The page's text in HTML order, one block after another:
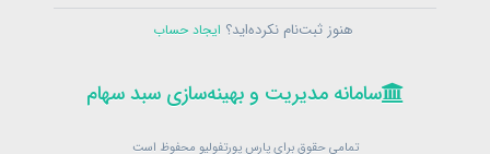
هنوز ثبت‌نام نکرده‌اید؟ ایجاد حساب
سامانه مدیریت و بهینه‌سازی سبد سهام
تمامی حقوق برای پارس پورتفولیو محفوظ است
در حال حاضر عضو هستید؟فرم ورود
سامانه مدیریت و بهینه‌سازی سبد سهام
تمامی حقوق برای پارس پورتفولیو محفوظ است